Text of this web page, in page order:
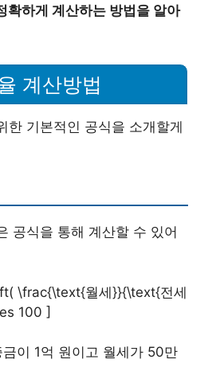
확하게 계산하는 방법을 알아
계산방법
한 기본적인 공식을 소개할게
공식을 통해 계산할 수 있어
\frac{\text{월세}}{\text{전세
100 ]
이 1억 원이고 월세가 50만